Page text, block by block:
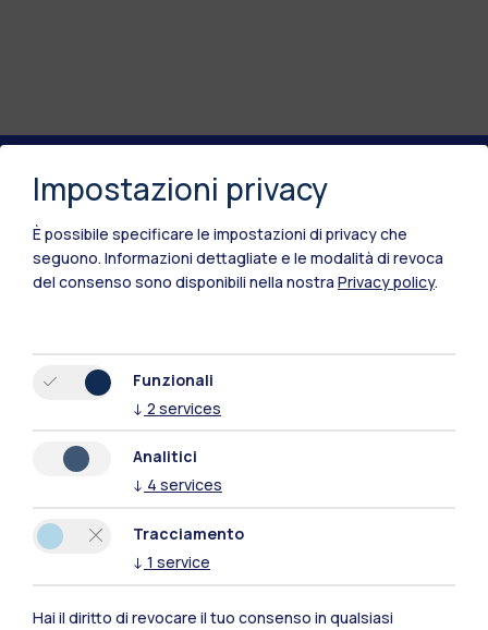
Polimi Community
Tutti i siti dell’ecosistema
Impostazioni privacy
È possibile specificare le impostazioni di privacy che
seguono. Informazioni dettagliate e le modalità di revoca
del consenso sono disponibili nella nostra Privacy policy.
Funzionali
↓ 2 services
Analitici
↓ 4 services
Tracciamento
↓ 1 service
Hai il diritto di revocare il tuo consenso in qualsiasi